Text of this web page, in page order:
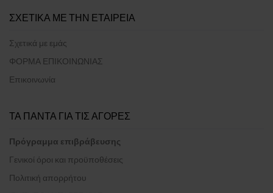
ΣΧΕΤΙΚΑ ΜΕ ΤΗΝ ΕΤΑΙΡΕΙΑ
Σχετικά με εμάς
ΦΟΡΜΑ ΕΠΙΚΟΙΝΩΝΙΑΣ
Επικοινωνία
ΤΑ ΠΑΝΤΑ ΓΙΑ ΤΙΣ ΑΓΟΡΕΣ
Πρόγραμμα επιβράβευσης
Γενικοί όροι και προϋποθέσεις
Πολιτική απορρήτου